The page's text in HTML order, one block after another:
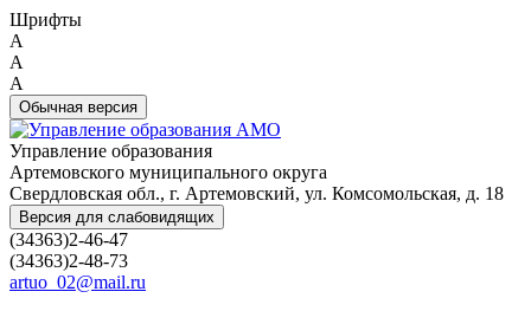
Шрифты
A
A
A
Обычная версия
Управление образования
Артемовского муниципального округа
Свердловская обл., г. Артемовский, ул. Комсомольская, д. 18
Версия для слабовидящих
(34363)2-46-47
(34363)2-48-73
artuo_02@mail.ru